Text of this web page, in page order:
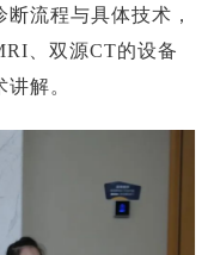
流程与具体技术，
、双源CT的设备
解。